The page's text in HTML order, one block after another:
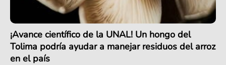
¡Avance científico de la UNAL! Un hongo del
Tolima podría ayudar a manejar residuos del arroz
en el país